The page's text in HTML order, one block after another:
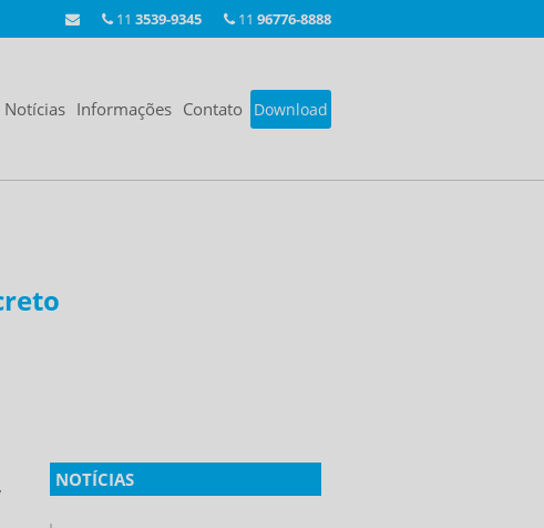
11 96776-8888
11 3539-9345
Notícias Informações Contato Download
NOTÍCIAS